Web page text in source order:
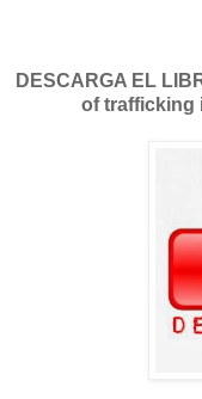
DESCARGA EL
of trafficking